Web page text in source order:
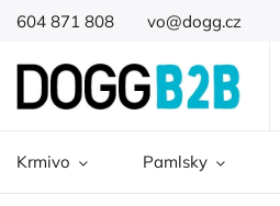
604 871 808 vo@dogg.cz
Krmivo Pamlsky